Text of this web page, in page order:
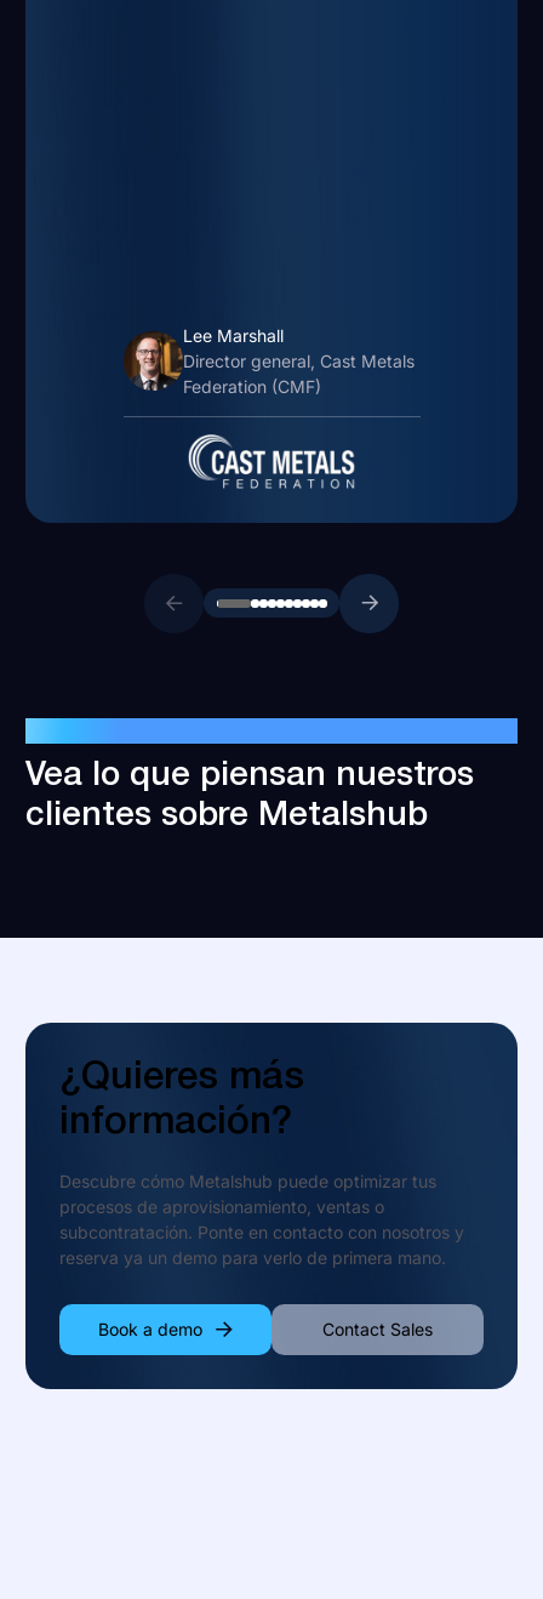
Lee Marshall
Director general, Cast Metals
Federation (CMF)
Vea lo que piensan nuestros
clientes sobre Metalshub
¿Quieres más
información?
Descubre cómo Metalshub puede optimizar tus
procesos de aprovisionamiento, ventas o
subcontratación. Ponte en contacto con nosotros y
reserva ya un demo para verlo de primera mano.
Book a demo Contact Sales